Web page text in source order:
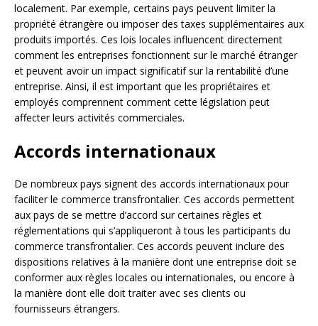
localement. Par exemple, certains pays peuvent limiter la
propriété étrangère ou imposer des taxes supplémentaires aux
produits importés. Ces lois locales influencent directement
comment les entreprises fonctionnent sur le marché étranger
et peuvent avoir un impact significatif sur la rentabilité d’une
entreprise. Ainsi, il est important que les propriétaires et
employés comprennent comment cette législation peut
affecter leurs activités commerciales.
Accords internationaux
De nombreux pays signent des accords internationaux pour
faciliter le commerce transfrontalier. Ces accords permettent
aux pays de se mettre d’accord sur certaines règles et
réglementations qui s’appliqueront à tous les participants du
commerce transfrontalier. Ces accords peuvent inclure des
dispositions relatives à la manière dont une entreprise doit se
conformer aux règles locales ou internationales, ou encore à
la manière dont elle doit traiter avec ses clients ou
fournisseurs étrangers.